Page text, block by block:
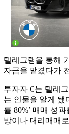
텔레그램을 통해
자금을 맡겼다가
투자자 C는 텔레
는 인물을 알게 됐
률 80%’ 매매 성
방이나 대리매매